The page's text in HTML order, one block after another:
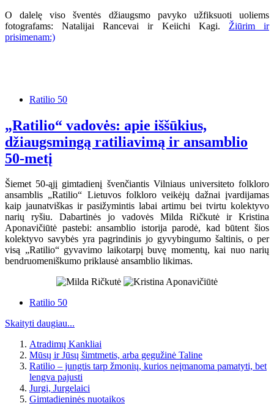
O dalelę viso šventės džiaugsmo pavyko užfiksuoti uoliems
fotografams: Natalijai Rancevai ir Keiichi Kagi. Žiūrim ir
prisimenam:)
Ratilio 50
„Ratilio“ vadovės: apie iššūkius,
džiaugsmingą ratiliavimą ir ansamblio
50-metį
Šiemet 50-ąjį gimtadienį švenčiantis Vilniaus universiteto folkloro
ansamblis „Ratilio“ Lietuvos folkloro veikėjų dažnai įvardijamas
kaip jaunatviškas ir pasižymintis labai artimu bei tvirtu kolektyvo
narių ryšiu. Dabartinės jo vadovės Milda Ričkutė ir Kristina
Aponavičiūtė pastebi: ansamblio istorija parodė, kad būtent šios
kolektyvo savybės yra pagrindinis jo gyvybingumo šaltinis, o per
visą „Ratilio“ gyvavimo laikotarpį buvę momentų, kai nuo narių
bendruomeniškumo priklausė ansamblio likimas.
Ratilio 50
Skaityti daugiau...
Atradimų Kankliai
Mūsų ir Jūsų šimtmetis, arba gegužinė Taline
Ratilio – jungtis tarp žmonių, kurios neįmanoma pamatyti, bet
lengva pajusti
Jurgi, Jurgelaici
Gimtadieninės nuotaikos